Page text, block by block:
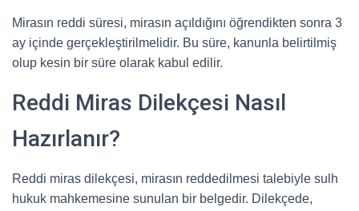
Mirasın reddi süresi, mirasın açıldığını öğrendikten sonra 3
ay içinde gerçekleştirilmelidir. Bu süre, kanunla belirtilmiş
olup kesin bir süre olarak kabul edilir.
Reddi Miras Dilekçesi Nasıl
Hazırlanır?
Reddi miras dilekçesi, mirasın reddedilmesi talebiyle sulh
hukuk mahkemesine sunulan bir belgedir. Dilekçede,